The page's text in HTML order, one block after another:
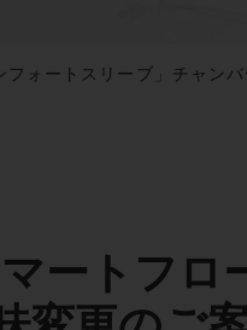
ォートスリーブ」チャン
ートフロ